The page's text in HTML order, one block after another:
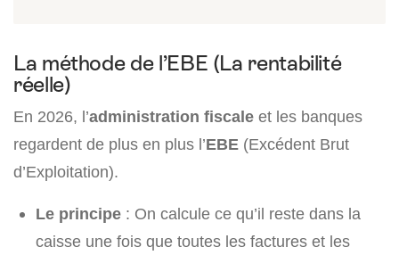
La méthode de l’EBE (La rentabilité
réelle)
En 2026, l’administration fiscale et les banques
regardent de plus en plus l’EBE (Excédent Brut
d’Exploitation).
Le principe : On calcule ce qu’il reste dans la
caisse une fois que toutes les factures et les